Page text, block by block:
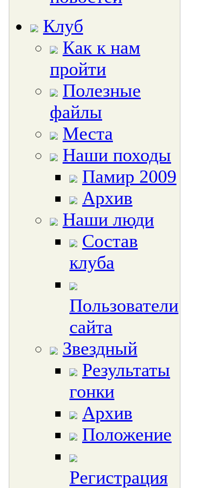
Клуб
Как к нам
пройти
Полезные
файлы
Места
Наши походы
Памир 2009
Архив
Наши люди
Состав
клуба
Пользователи
сайта
Звездный
Результаты
гонки
Архив
Положение
Регистрация